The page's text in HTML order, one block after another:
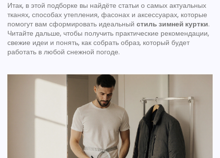
Итак, в этой подборке вы найдёте статьи о самых актуальных
тканях, способах утепления, фасонах и аксессуарах, которые
помогут вам сформировать идеальный стиль зимней куртки.
Читайте дальше, чтобы получить практические рекомендации,
свежие идеи и понять, как собрать образ, который будет
работать в любой снежной погоде.